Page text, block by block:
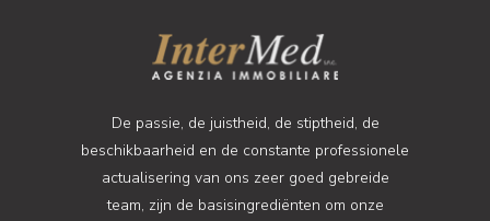
De passie, de juistheid, de stiptheid, de
beschikbaarheid en de constante professionele
actualisering van ons zeer goed gebreide
team, zijn de basisingrediënten om onze